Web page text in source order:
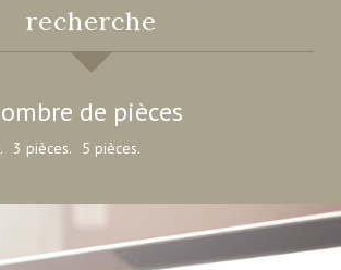
recherche
de pièces
3 pièces. 5 pièces.